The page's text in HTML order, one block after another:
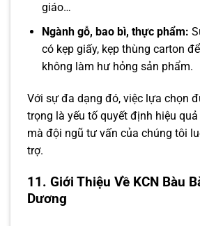
giáo…
Ngành gỗ, bao bì, thực phẩm:
có kẹp giấy, kẹp thùng carton
không làm hư hỏng sản phẩm.
Với sự đa dạng đó, việc lựa chọn
trọng là yếu tố quyết định hiệu
mà đội ngũ tư vấn của chúng tôi
trợ.
11. Giới Thiệu Về KCN Bàu
Dương